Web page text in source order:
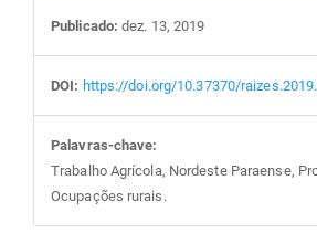
Publicado: dez. 13, 2019
DOI: https://doi.org/10.37370/
Palavras-chave:
Trabalho Agrícola, Nordeste Paraense,
Ocupações rurais.